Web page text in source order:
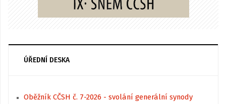
ÚŘEDNÍ DESKA
Oběžník CČSH č. 7-2026 - svolání generální synody